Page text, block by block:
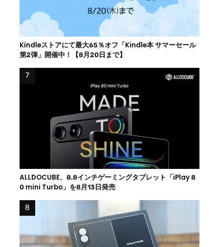
Kindleストアにて最大65％オフ「Kindle本 サマーセール
第2弾」開催中！【8月20日まで】
ALLDOCUBE、8.8インチゲーミングタブレット「iPlay 8
0 mini Turbo」を8月13日発売